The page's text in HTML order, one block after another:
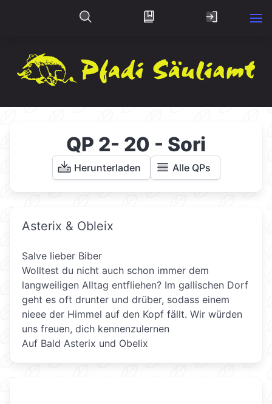
QP 2- 20 - Sori
Herunterladen Alle QPs
Asterix & Obleix
Salve lieber Biber
Wolltest du nicht auch schon immer dem
langweiligen Alltag entfliehen? Im gallischen Dorf
geht es oft drunter und drüber, sodass einem
nieee der Himmel auf den Kopf fällt. Wir würden
uns freuen, dich kennenzulernen
Auf Bald Asterix und Obelix